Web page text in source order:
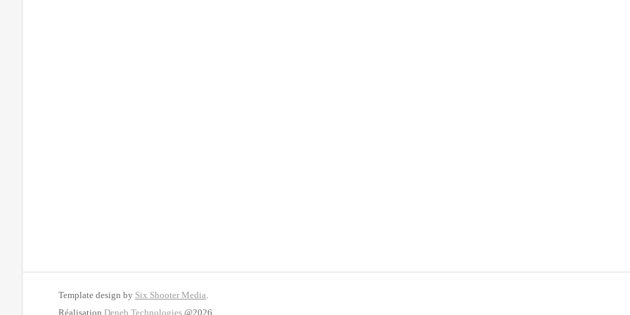
Template design by Six Shooter Media
Réalisation Deneb Technologies @2026.